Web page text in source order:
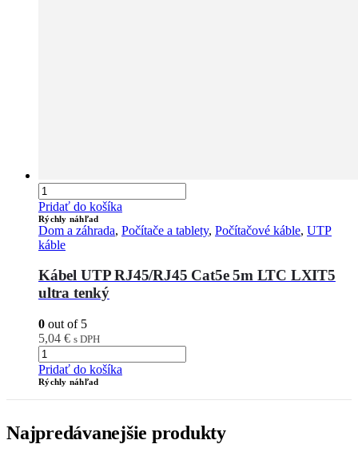
Pridať do košíka
Rýchly náhľad
Dom a záhrada, Počítače a tablety, Počítačové káble, UTP
káble
Kábel UTP RJ45/RJ45 Cat5e 5m LTC LXIT5
ultra tenký
0 out of 5
5,04 € s DPH
Pridať do košíka
Rýchly náhľad
Najpredávanejšie produkty